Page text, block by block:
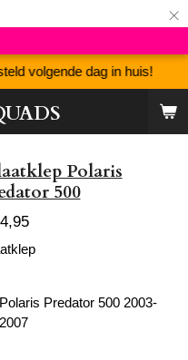
×
volgende dag in huis!
Polaris
500
Polaris Predator 500 2003-
2007